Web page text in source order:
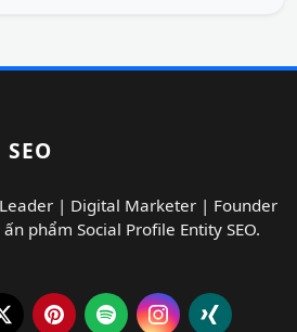
Leader | Digital Marketer | Founder
phẩm Social Profile Entity SEO.